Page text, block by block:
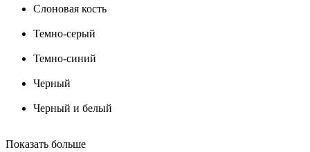
Слоновая кость
Темно-серый
Темно-синий
Черный
Черный и белый
Показать больше